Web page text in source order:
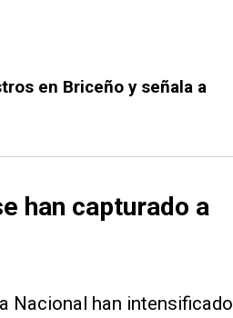
en Briceño y señala a
han capturado a
Nacional han intensificado